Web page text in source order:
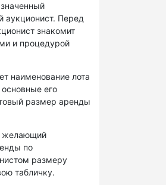
аукционист. Перед
знакомит
и процедурой
наименование лота
его
размер аренды
желающий
по
размеру
табличку.